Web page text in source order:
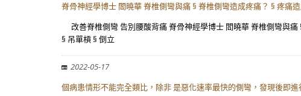
脊骨神經學博士 閻曉華 脊椎側彎與痛 § 脊椎側彎造成疼痛？ § 疼痛
改善脊椎側彎 告別腰酸背痛 脊骨神經學博士 閻曉華 脊椎側彎與
§ 吊單槓 § 倒立
2022-05-17
個病患情形不能完全類比，除非 是惡化速率最快的側彎，發現後即進